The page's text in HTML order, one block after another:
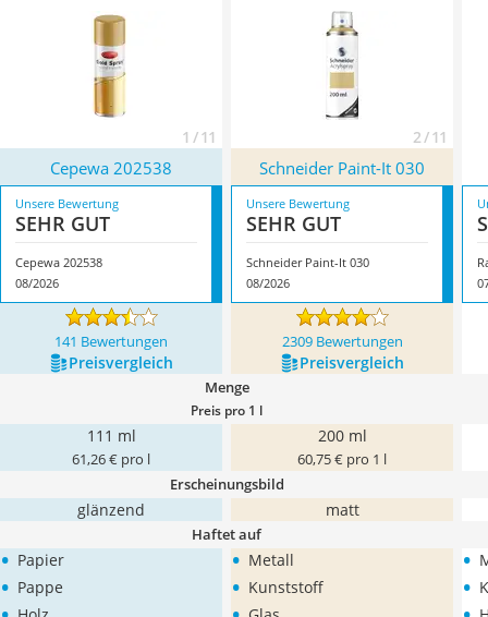
1 / 11 2 / 11
Cepewa 202538 Schneider Paint-It 030
Unsere Bewertung
SEHR GUT
Cepewa 202538
08/2026
Unsere Bewertung
SEHR GUT
Schneider Paint-It 030
08/2026
141 Bewertungen 2309 Bewertungen
Preis­vergleich Preis­vergleich
Menge
Preis pro 1 l
111 ml
61,26 € pro l
200 ml
60,75 € pro 1 l
Erscheinungsbild
glänzend matt
Haftet auf
• Papier
• Pappe
• Metall
• Kunststoff
•
•